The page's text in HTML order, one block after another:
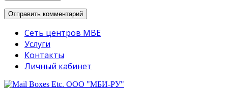
Сеть центров MBE
Услуги
Контакты
Личный кабинет